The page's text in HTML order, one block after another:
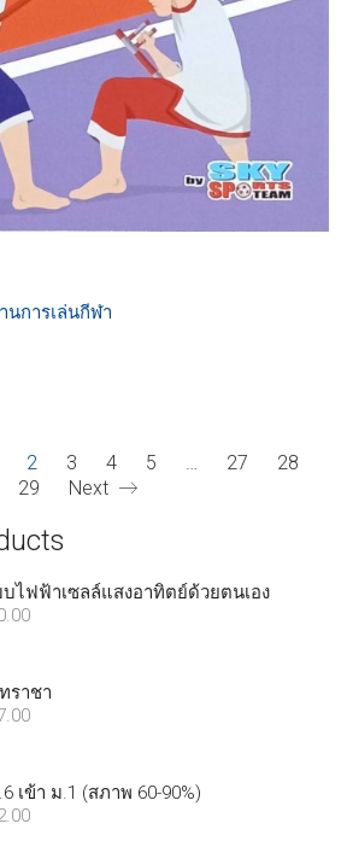
การเล่นกีฬา
2 3 4 5 27
28
29
Next
ไฟฟ้าเซลล์แสงอาทิตย์ด้วยตนเอง
ราชา
เข้า ม.1 (สภาพ 60-90%)